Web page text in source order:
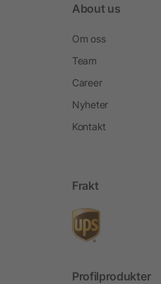
About us
Om oss
Team
Career
Nyheter
Kontakt
Frakt
Profilprodukter